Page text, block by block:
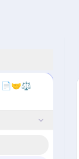
📄🤝⚖️